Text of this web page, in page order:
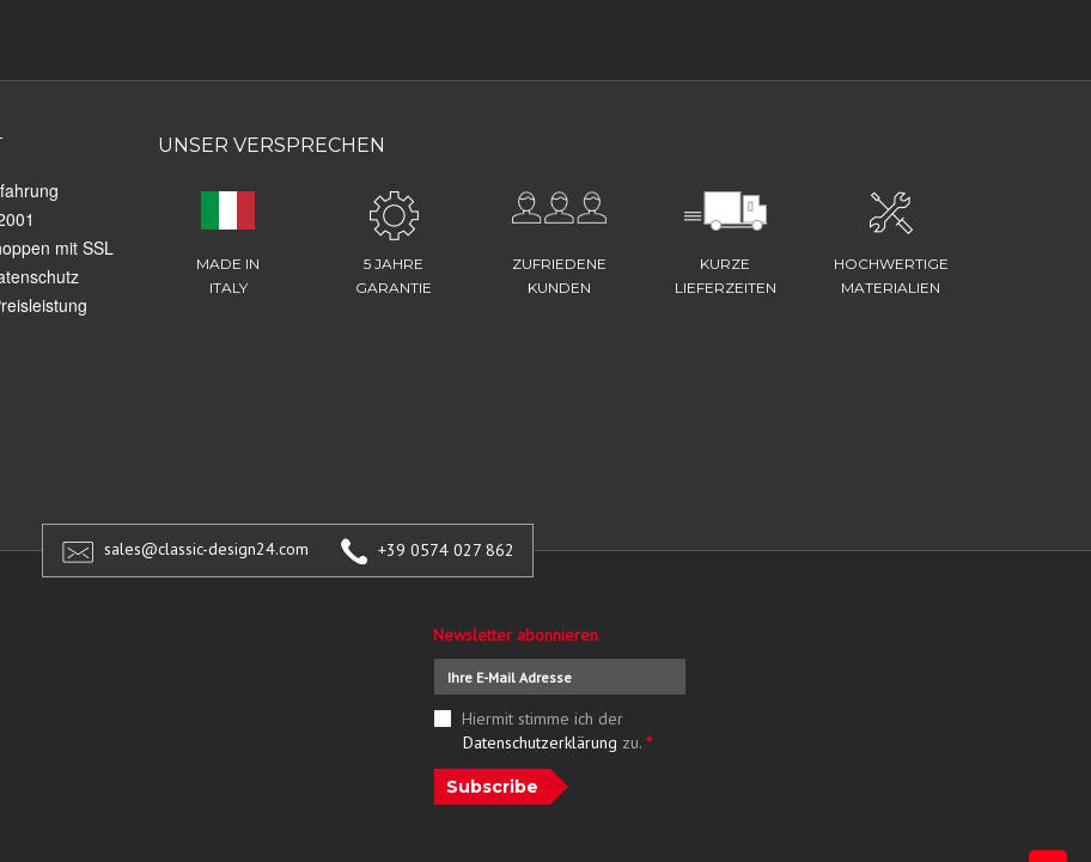
mit SSL
UNSER VERSPRECHEN
MADE IN
ITALY
5 JAHRE
GARANTIE
ZUFRIEDENE
KUNDEN
KURZE
LIEFERZEITEN
HOCHWERTIGE
MATERIALIEN
sales@classic-design24.com +39 0574 027 862
Newsletter abonnieren
Hiermit stimme ich der
Datenschutzerklärung zu. *
Subscribe